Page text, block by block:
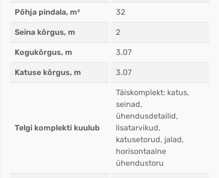
Põhja pindala, m² 32
Seina kõrgus, m 2
Kogukõrgus, m 3.07
Katuse kõrgus, m 3.07
Telgi komplekti kuulub
Täiskomplekt: katus,
seinad,
ühendusdetailid,
lisatarvikud,
katusetorud, jalad,
horisontaalne
ühendustoru